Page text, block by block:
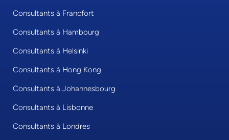
Consultants à Francfort
Consultants à Hambourg
Consultants à Helsinki
Consultants à Hong Kong
Consultants à Johannesbourg
Consultants à Lisbonne
Consultants à Londres